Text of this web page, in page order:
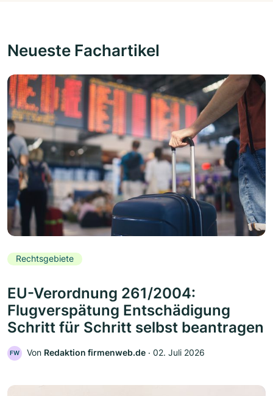
Neueste Fachartikel
Rechtsgebiete
EU-Verordnung 261/2004:
Flugverspätung Entschädigung
Schritt für Schritt selbst beantragen
FW Von Redaktion firmenweb.de ‧ 02. Juli 2026